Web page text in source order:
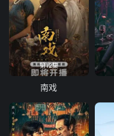
第12集
南戏